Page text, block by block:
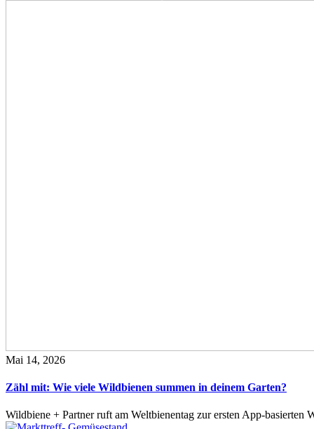
Mai 14, 2026
Zähl mit: Wie viele Wildbienen summen in deinem Garten?
Wildbiene + Partner ruft am Weltbienentag zur ersten App-